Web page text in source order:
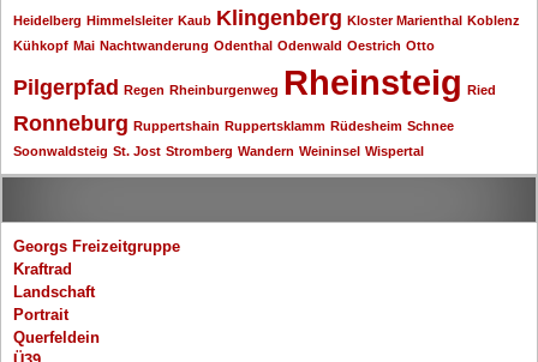
Heidelberg Himmelsleiter Kaub Klingenberg Kloster Marienthal Koblenz
Kühkopf Mai Nachtwanderung Odenthal Odenwald Oestrich Otto
Pilgerpfad Regen Rheinburgenweg Rheinsteig Ried
Ronneburg Ruppertshain Ruppertsklamm Rüdesheim Schnee
Soonwaldsteig St. Jost Stromberg Wandern Weininsel Wispertal
Georgs Freizeitgruppe
Kraftrad
Landschaft
Portrait
Querfeldein